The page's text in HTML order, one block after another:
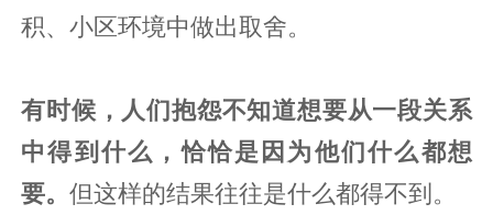
积、小区环境中做出取舍。
有时候，人们抱怨不知道想要从一段关系
中得到什么，恰恰是因为他们什么都想
要。但这样的结果往往是什么都得不到。